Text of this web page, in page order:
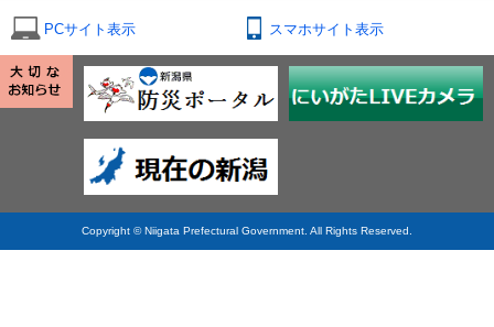
PCサイト表示 スマホサイト表示
Copyright © Niigata Prefectural Government. All Rights Reserved.